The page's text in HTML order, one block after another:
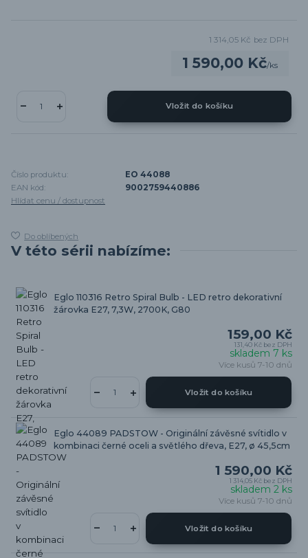
1 590,00 Kč/ks
1 314,05 Kč bez DPH
Vložit do košíku
Číslo produktu:
EO 44088
EAN kód:
9002759440886
Hlídat cenu / dostupnost
Do oblíbených
V této sérii nabízíme:
Eglo 110316 Retro Spiral Bulb - LED retro dekorativní
žárovka E27, 7,3W, 2700K, G80
159,00 Kč
131,40 Kč bez DPH
skladem 7 ks
Více kusů 7-10 dnů
Vložit do košíku
Eglo 44089 PADSTOW - Originální závěsné svítidlo v
kombinaci černé oceli a světlého dřeva, E27, ø 45,5cm
1 590,00 Kč
1 314,05 Kč bez DPH
skladem 2 ks
Více kusů 7-10 dnů
Vložit do košíku